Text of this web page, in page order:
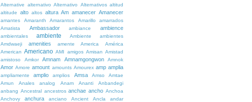
Alternative
alternativo Alternativo Alternativos altitud
altitude
alto altos altura Am amanecer Amanecer
amantes Amaranth Amarantos Amarillo
amarrados
Amatista
Ambassador ambiance ambience
ambientales ambiente Ambiente
ambientes
Amdwaeji
amenities amente America
América
American Americano AMI amigos Amisan Amistad
amistoso
Amkor Amnam Amnamgongwon Amnok
Amor Amore amount amounts Amourex amp amplia
ampliamente amplio amplios Amsa Amso
Amtae
Amun
Anales analog Anam Ananti
Anbandegi
anbang Ancestral ancestros anchae ancho Anchoa
Anchovy
anchura anciano Ancient Ancla andar